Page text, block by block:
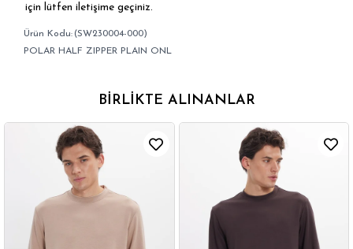
için lütfen iletişime geçiniz.
(SW230004-000)
POLAR HALF ZIPPER PLAIN ONL
BIRLIKTE ALINANLAR